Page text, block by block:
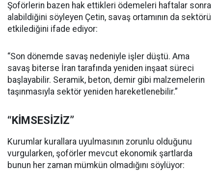
Şoförlerin bazen hak ettikleri ödemeleri haftalar sonra
alabildiğini söyleyen Çetin, savaş ortamının da sektörü
etkilediğini ifade ediyor:
“Son dönemde savaş nedeniyle işler düştü. Ama
savaş biterse İran tarafında yeniden inşaat süreci
başlayabilir. Seramik, beton, demir gibi malzemelerin
taşınmasıyla sektör yeniden hareketlenebilir.”
“KİMSESİZİZ”
Kurumlar kurallara uyulmasının zorunlu olduğunu
vurgularken, şoförler mevcut ekonomik şartlarda
bunun her zaman mümkün olmadığını söylüyor: